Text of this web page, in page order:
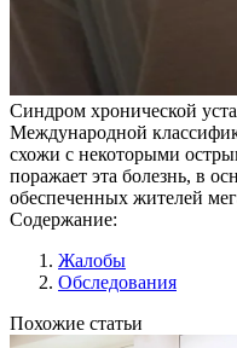
Синдром хронической
Международной
схожи с некоторыми
поражает эта болезнь, в
обеспеченных жителей
Содержание:
Жалобы
Обследования
Похожие статьи